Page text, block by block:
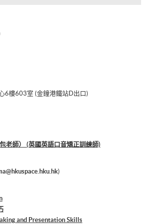
6樓603室 (金鐘港鐵站D出口)
老師） (英國英語口音矯正訓練師)
)
and Presentation Skills